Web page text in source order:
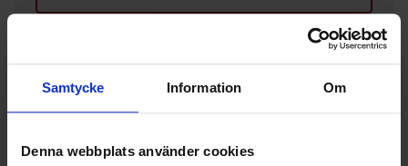
Samtycke Information Om
Denna webbplats använder cookies